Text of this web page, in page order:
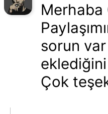
Merhaba
sorun
Çok